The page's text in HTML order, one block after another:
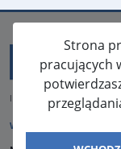
Strona
pracujących
ISSN: 2080-5438
WYDAWCA